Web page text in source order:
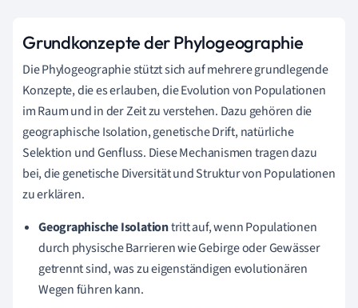
Grundkonzepte der Phylogeographie
Die Phylogeographie stützt sich auf mehrere grundlegende
Konzepte, die es erlauben, die Evolution von Populationen
im Raum und in der Zeit zu verstehen. Dazu gehören die
geographische Isolation, genetische Drift, natürliche
Selektion und Genfluss. Diese Mechanismen tragen dazu
bei, die genetische Diversität und Struktur von Populationen
zu erklären.
Geographische Isolationtritt auf, wenn Populationen
durch physische Barrieren wie Gebirge oder Gewässer
getrennt sind, was zu eigenständigen evolutionären
Wegen führen kann.